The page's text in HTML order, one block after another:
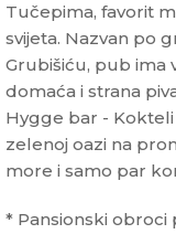
Tučepima, favorit
svijeta. Nazvan po
Grubišiću, pub ima
domaća i strana
Hygge bar -
zelenoj oazi na
more i samo par
* Pansionski